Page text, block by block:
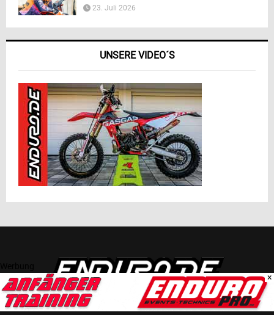
23. Juli 2026
UNSERE VIDEO´S
ÜBER UNS
×